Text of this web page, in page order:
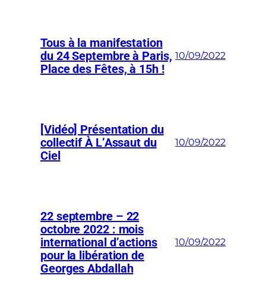
Tous à la manifestation
du 24 Septembre à Paris,
Place des Fêtes, à 15h !
10/09/2022
[Vidéo] Présentation du
collectif À L’Assaut du
Ciel
10/09/2022
22 septembre – 22
octobre 2022 : mois
international d’actions
pour la libération de
Georges Abdallah
10/09/2022